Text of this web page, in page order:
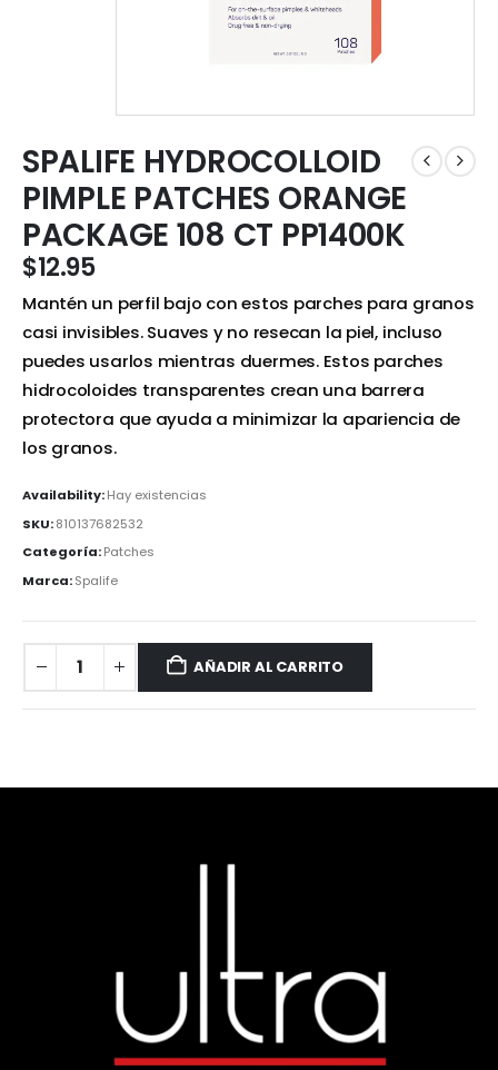
SPALIFE HYDROCOLLOID
PIMPLE PATCHES ORANGE
PACKAGE 108 CT PP1400K
$12.95
Mantén un perfil bajo con estos parches para granos
casi invisibles. Suaves y no resecan la piel, incluso
puedes usarlos mientras duermes. Estos parches
hidrocoloides transparentes crean una barrera
protectora que ayuda a minimizar la apariencia de
los granos.
Availability:Hay existencias
SKU:810137682532
Categoría:Patches
Marca:Spalife
AÑADIR AL CARRITO